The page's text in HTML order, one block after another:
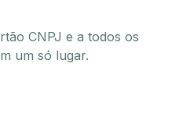
CNPJ e a todos os
um só lugar.